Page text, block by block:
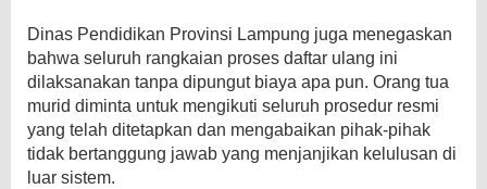
​Dinas Pendidikan Provinsi Lampung juga menegaskan
bahwa seluruh rangkaian proses daftar ulang ini
dilaksanakan tanpa dipungut biaya apa pun. Orang tua
murid diminta untuk mengikuti seluruh prosedur resmi
yang telah ditetapkan dan mengabaikan pihak-pihak
tidak bertanggung jawab yang menjanjikan kelulusan di
luar sistem.